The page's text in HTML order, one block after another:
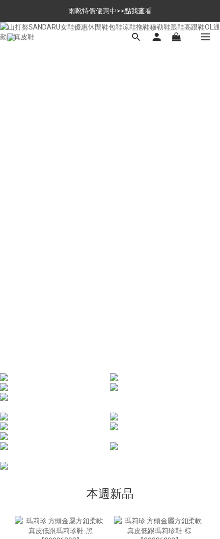
$699免運，優惠品點數5倍送
雨靴特價優惠中>>點我查看
$699免運，優惠品點數5倍送
本週新品